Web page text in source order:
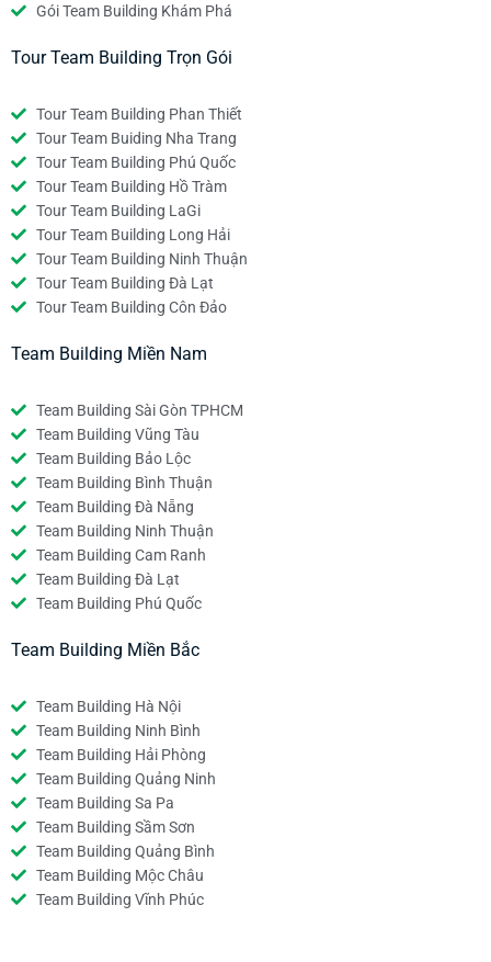
Gói Team Building Khám Phá
Tour Team Building Trọn Gói
Tour Team Building Phan Thiết
Tour Team Buiding Nha Trang
Tour Team Building Phú Quốc
Tour Team Building Hồ Tràm
Tour Team Building LaGi
Tour Team Building Long Hải
Tour Team Building Ninh Thuận
Tour Team Building Đà Lạt
Tour Team Building Côn Đảo
Team Building Miền Nam
Team Building Sài Gòn TPHCM
Team Building Vũng Tàu
Team Building Bảo Lộc
Team Building Bình Thuận
Team Building Đà Nẵng
Team Building Ninh Thuận
Team Building Cam Ranh
Team Building Đà Lạt
Team Building Phú Quốc
Team Building Miền Bắc
Team Building Hà Nội
Team Building Ninh Bình
Team Building Hải Phòng
Team Building Quảng Ninh
Team Building Sa Pa
Team Building Sầm Sơn
Team Building Quảng Bình
Team Building Mộc Châu
Team Building Vĩnh Phúc